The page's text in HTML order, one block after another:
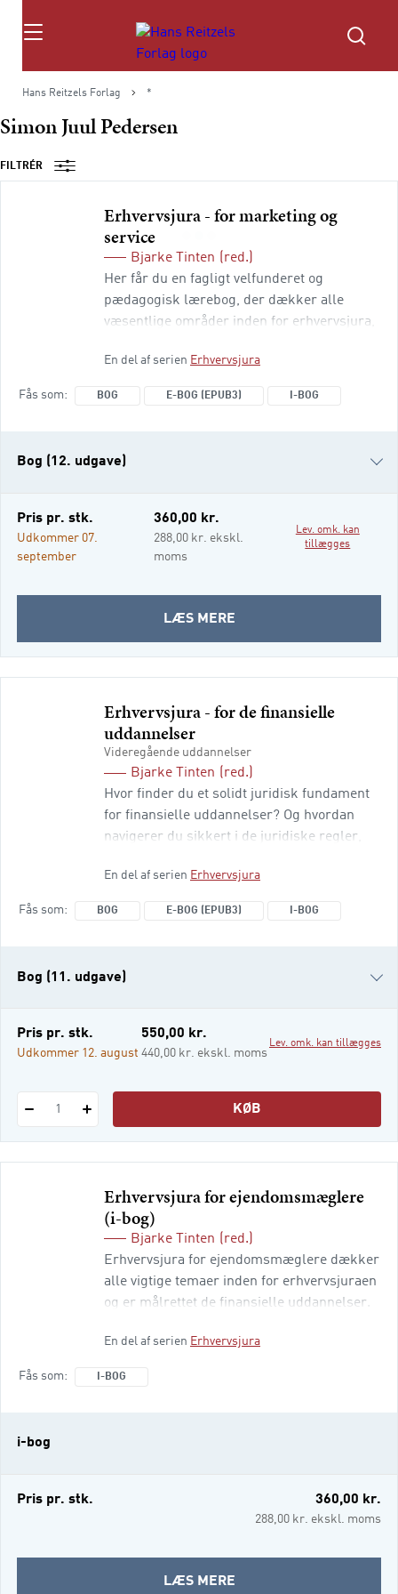
Søg
Hans Reitzels Forlag *
Simon Juul Pedersen
FILTRÉR
Erhvervsjura - for marketing og
service
Bjarke Tinten
(red.)
Her får du en fagligt velfunderet og
pædagogisk lærebog, der dækker alle
væsentlige områder inden for erhvervsjura,
oplevelsesøkonomiuddannelserne. Denne
reglerne i praksis. Du lærer blandt andet,
En del af serien Erhvervsjura
Fås som BOG E-BOG (EPUB3) I-BOG
Bog (12. udgave)
Bog (11. udgave)
e-bog (epub3)
i-bog
Pris pr. stk.
Udkommer 07.
september
360,00 kr.
288,00 kr. ekskl.
moms
Lev. omk. kan
tillægges
LÆS MEREOM
ERHVERVSJURA
-
FOR
MARKETING
Erhvervsjura - for de finansielle
uddannelser
Videregående uddannelser
Bjarke Tinten (red.)
Hvor finder du et solidt juridisk fundament
for finansielle uddannelser? Og hvordan
navigerer du sikkert i de juridiske regler,
sektor? Få hjælp af denne bog, som giver en
grundig og praksisnær introduktion til de
akademi-, diplom- og
En del af serien Erhvervsjura
Fås som BOG E-BOG (EPUB3) I-BOG
Bog (11. udgave)
Bog (10. udgave)
e-bog (epub3)
Pris pr. stk.
Udkommer 12. august
550,00 kr.
440,00 kr. ekskl. moms
Lev. omk. kan tillægges
1 KØB
Erhvervsjura for ejendomsmæglere
(i-bog)
Bjarke Tinten
(red.)
Erhvervsjura for ejendomsmæglere dækker
alle vigtige temaer inden for erhvervsjuraen
og er målrettet de finansielle uddannelser.
retskilder og retsvæsen,
En del af serien Erhvervsjura
Fås som I-BOG
i-bog
Pris pr. stk. 360,00 kr.
288,00 kr. ekskl. moms
LÆS MEREOM